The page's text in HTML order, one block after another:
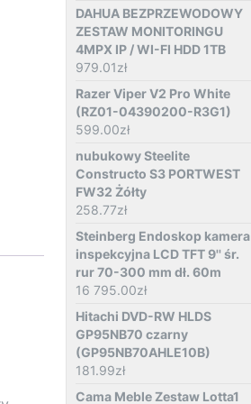
DAHUA BEZPRZEWODOWY
ZESTAW MONITORINGU
4MPX IP / WI-FI HDD 1TB
979.01zł
Razer Viper V2 Pro White
(RZ01-04390200-R3G1)
599.00zł
nubukowy Steelite
Constructo S3 PORTWEST
FW32 Żółty
258.77zł
Steinberg Endoskop kamera
inspekcyjna LCD TFT 9'' śr.
rur 70-300 mm dł. 60m
16 795.00zł
Hitachi DVD-RW HLDS
GP95NB70 czarny
(GP95NB70AHLE10B)
181.99zł
Cama Meble Zestaw Lotta1